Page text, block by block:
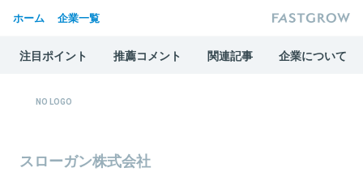
ホーム 企業一覧
注目ポイント 推薦コメント 関連記事 企業について
スローガン株式会社